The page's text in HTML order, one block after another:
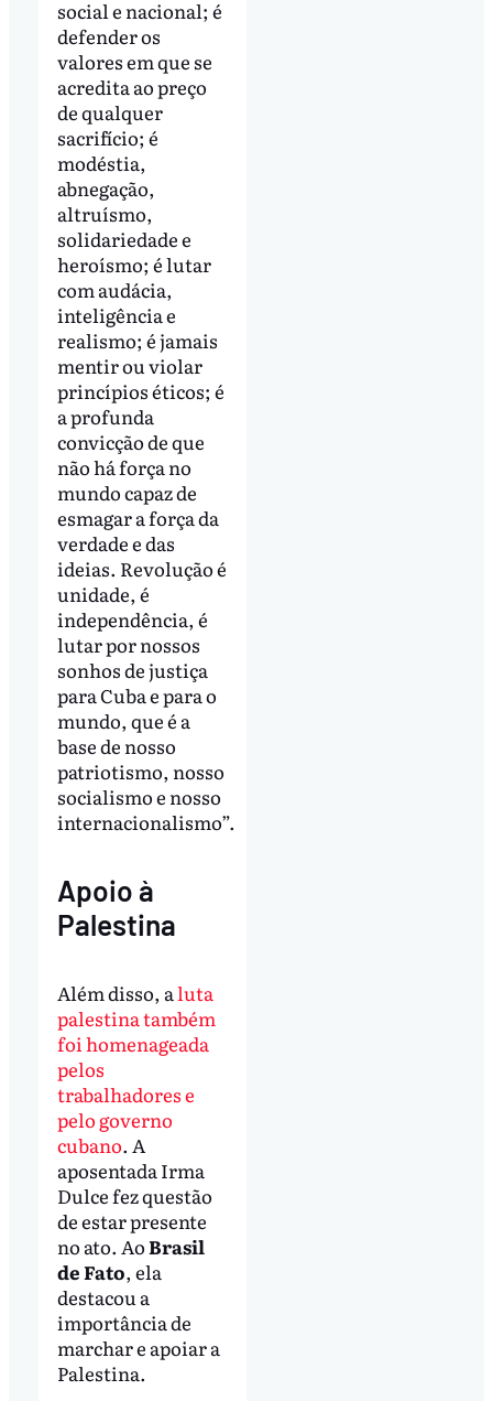
social e nacional; é
defender os
valores em que se
acredita ao preço
de qualquer
sacrifício; é
modéstia,
abnegação,
altruísmo,
solidariedade e
heroísmo; é lutar
com audácia,
inteligência e
realismo; é jamais
mentir ou violar
princípios éticos; é
a profunda
convicção de que
não há força no
mundo capaz de
esmagar a força da
verdade e das
ideias. Revolução é
unidade, é
independência, é
lutar por nossos
sonhos de justiça
para Cuba e para o
mundo, que é a
base de nosso
patriotismo, nosso
socialismo e nosso
internacionalismo”.
Apoio à
Palestina
Além disso, aluta
palestina também
foi homenageada
pelos
trabalhadores e
pelo governo
cubano. A
aposentada Irma
Dulce fez questão
de estar presente
no ato. AoBrasil
de Fato, ela
destacou a
importância de
marchar e apoiar a
Palestina.